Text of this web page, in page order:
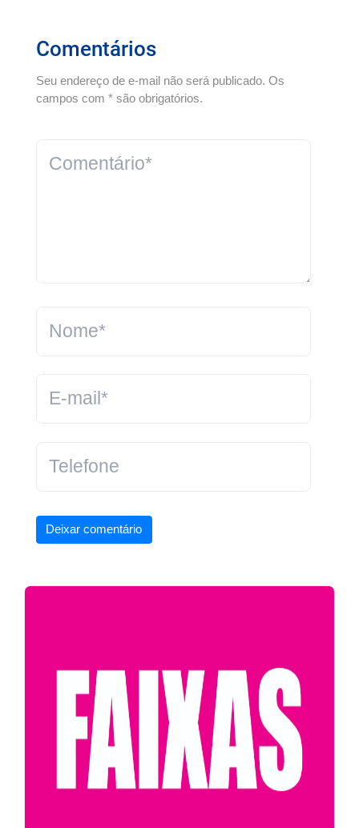
Comentários
Seu endereço de e-mail não será publicado. Os
campos com * são obrigatórios.
Deixar comentário